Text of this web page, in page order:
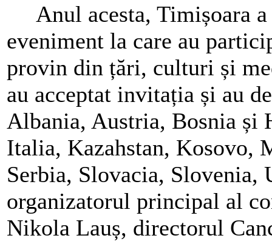
Anul acesta, Timișoara a
eveniment la care au
provin din țări, culturi și
au acceptat invitația și au
Albania, Austria, Bosnia și
Italia, Kazahstan, Kosovo,
Serbia, Slovacia, Slovenia,
organizatorul principal al
Nikola Lauș, directorul